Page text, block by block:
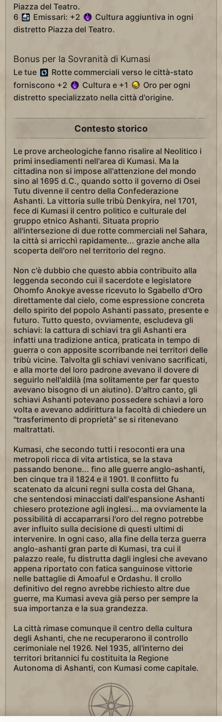
Piazza del Teatro.
6
Emissari: +2
Cultura aggiuntiva in ogni
distretto Piazza del Teatro.
Bonus per la Sovranità di Kumasi
Le tue
Rotte commerciali verso le città-stato
forniscono +2
Cultura e +1
Oro per ogni
distretto specializzato nella città d'origine.
Contesto storico
Le prove archeologiche fanno risalire al Neolitico i
primi insediamenti nell'area di Kumasi. Ma la
cittadina non si impose all'attenzione del mondo
sino al 1695 d.C., quando sotto il governo di Osei
Tutu divenne il centro della Confederazione
Ashanti. La vittoria sulle tribù Denkyira, nel 1701,
fece di Kumasi il centro politico e culturale del
gruppo etnico Ashanti. Situata proprio
all'intersezione di due rotte commerciali nel Sahara,
la città si arricchì rapidamente... grazie anche alla
scoperta dell'oro nel territorio del regno.
Non c'è dubbio che questo abbia contribuito alla
leggenda secondo cui il sacerdote e legislatore
Ohomfo Anokye avesse ricevuto lo Sgabello d'Oro
direttamente dal cielo, come espressione concreta
dello spirito del popolo Ashanti passato, presente e
futuro. Tutto questo, ovviamente, escludeva gli
schiavi: la cattura di schiavi tra gli Ashanti era
infatti una tradizione antica, praticata in tempo di
guerra o con apposite scorribande nei territori delle
tribù vicine. Talvolta gli schiavi venivano sacrificati,
e alla morte del loro padrone avevano il dovere di
seguirlo nell'aldilà (ma solitamente per far questo
avevano bisogno di un aiutino). D'altro canto, gli
schiavi Ashanti potevano possedere schiavi a loro
volta e avevano addirittura la facoltà di chiedere un
"trasferimento di proprietà" se si ritenevano
maltrattati.
Kumasi, che secondo tutti i resoconti era una
metropoli ricca di vita artistica, se la stava
passando benone... fino alle guerre anglo-ashanti,
ben cinque tra il 1824 e il 1901. Il conflitto fu
scatenato da alcuni regni sulla costa del Ghana,
che sentendosi minacciati dall'espansione Ashanti
chiesero protezione agli inglesi... ma ovviamente la
possibilità di accaparrarsi l'oro del regno potrebbe
aver influito sulla decisione di questi ultimi di
intervenire. In ogni caso, alla fine della terza guerra
anglo-ashanti gran parte di Kumasi, tra cui il
palazzo reale, fu distrutta dagli inglesi che avevano
appena riportato con fatica sanguinose vittorie
nelle battaglie di Amoaful e Ordashu. Il crollo
definitivo del regno avrebbe richiesto altre due
guerre, ma Kumasi aveva già perso per sempre la
sua importanza e la sua grandezza.
La città rimase comunque il centro della cultura
degli Ashanti, che ne recuperarono il controllo
cerimoniale nel 1926. Nel 1935, all'interno dei
territori britannici fu costituita la Regione
Autonoma di Ashanti, con Kumasi come capitale.